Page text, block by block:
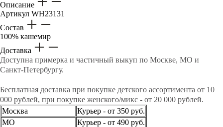
Описание
Артикул WH23131
Состав
100% кашемир
Доставка
Доступна примерка и частичный выкуп по Москве, МО и
Санкт-Петербургу.
Бесплатная доставка при покупке детского ассортимента от 10
000 рублей, при покупке женского/микс - от 20 000 рублей.
Москва
Курьер - от 350 руб.
МО
Курьер - от 490 руб.